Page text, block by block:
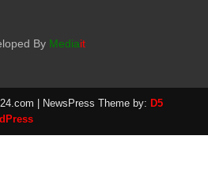
By Mediait
| NewsPress Theme by: D5